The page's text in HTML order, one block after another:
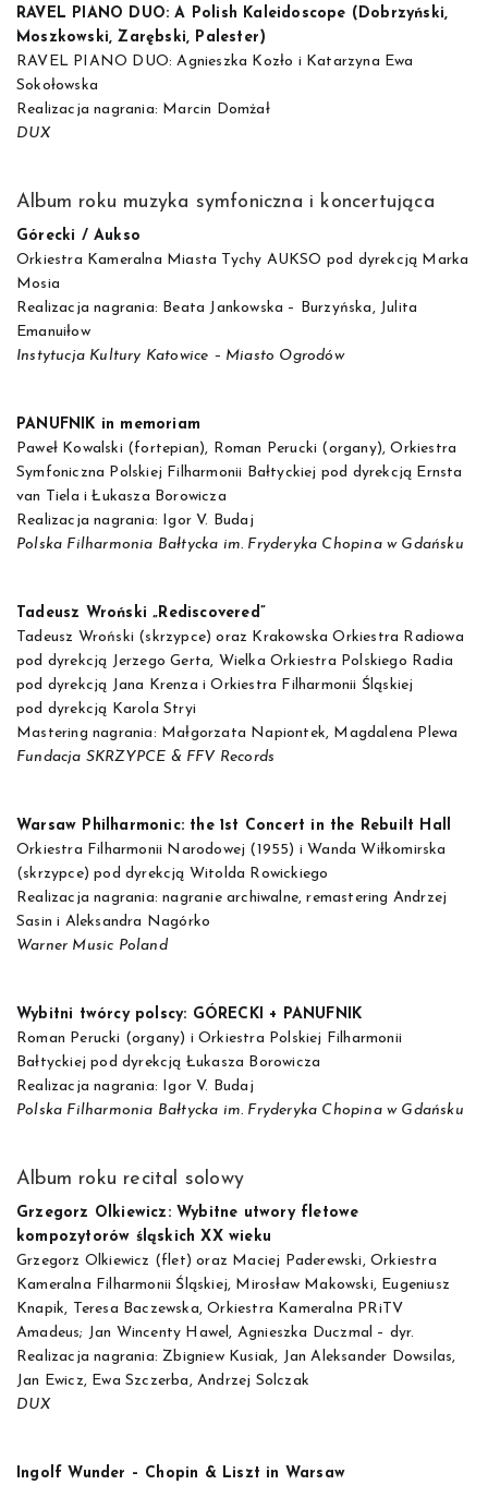
RAVEL PIANO DUO: A Polish Kaleidoscope (Dobrzyński,
Moszkowski, Zarębski, Palester)
RAVEL PIANO DUO: Agnieszka Kozło i Katarzyna Ewa
Sokołowska
Realizacja nagrania: Marcin Domżał
DUX
Album roku muzyka symfoniczna i koncertująca
Górecki / Aukso
Orkiestra Kameralna Miasta Tychy AUKSO pod dyrekcją Marka
Mosia
Realizacja nagrania: Beata Jankowska – Burzyńska, Julita
Emanuiłow
Instytucja Kultury Katowice – Miasto Ogrodów
PANUFNIK in memoriam
Paweł Kowalski (fortepian), Roman Perucki (organy), Orkiestra
Symfoniczna Polskiej Filharmonii Bałtyckiej pod dyrekcją Ernsta
van Tiela i Łukasza Borowicza
Realizacja nagrania: Igor V. Budaj
Polska Filharmonia Bałtycka im. Fryderyka Chopina w Gdańsku
Tadeusz Wroński „Rediscovered”
Tadeusz Wroński (skrzypce) oraz Krakowska Orkiestra Radiowa
pod dyrekcją Jerzego Gerta, Wielka Orkiestra Polskiego Radia
pod dyrekcją Jana Krenza i Orkiestra Filharmonii Śląskiej
pod dyrekcją Karola Stryi
Mastering nagrania: Małgorzata Napiontek, Magdalena Plewa
Fundacja SKRZYPCE & FFV Records
Warsaw Philharmonic: the 1st Concert in the Rebuilt Hall
Orkiestra Filharmonii Narodowej (1955) i Wanda Wiłkomirska
(skrzypce) pod dyrekcją Witolda Rowickiego
Realizacja nagrania: nagranie archiwalne, remastering Andrzej
Sasin i Aleksandra Nagórko
Warner Music Poland
Wybitni twórcy polscy: GÓRECKI + PANUFNIK
Roman Perucki (organy) i Orkiestra Polskiej Filharmonii
Bałtyckiej pod dyrekcją Łukasza Borowicza
Realizacja nagrania: Igor V. Budaj
Polska Filharmonia Bałtycka im. Fryderyka Chopina w Gdańsku
Album roku recital solowy
Grzegorz Olkiewicz: Wybitne utwory fletowe
kompozytorów śląskich XX wieku
Grzegorz Olkiewicz (flet) oraz Maciej Paderewski, Orkiestra
Kameralna Filharmonii Śląskiej, Mirosław Makowski, Eugeniusz
Knapik, Teresa Baczewska, Orkiestra Kameralna PRiTV
Amadeus; Jan Wincenty Hawel, Agnieszka Duczmal – dyr.
Realizacja nagrania: Zbigniew Kusiak, Jan Aleksander Dowsilas,
Jan Ewicz, Ewa Szczerba, Andrzej Solczak
DUX
Ingolf Wunder – Chopin & Liszt in Warsaw